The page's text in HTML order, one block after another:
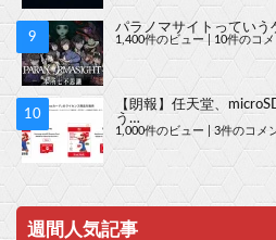
パラノマサイトってい
1,400件のビュー 10件のコメ
【朗報】任天堂、
う…
1,000件のビュー 3件のコメ
週間人気記事